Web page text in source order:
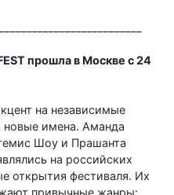
прошла в Москве с 24
на независимые
новые имена. Аманда
Шоу и Прашанта
на российских
открытия фестиваля. Их
привычные жанры: